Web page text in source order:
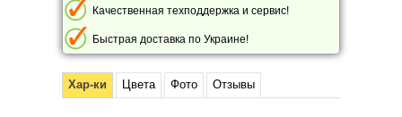
Качественная техподдержка и сервис!
Быстрая доставка по Украине!
Хар-ки Цвета Фото Отзывы